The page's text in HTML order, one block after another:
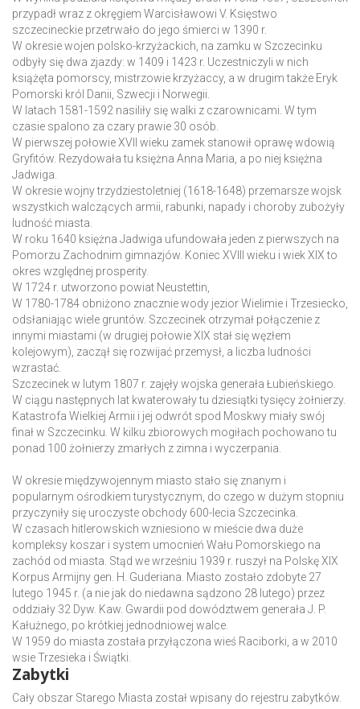
przypadł wraz z okręgiem Warcisławowi V. Księstwo
szczecineckie przetrwało do jego śmierci w 1390 r.
W okresie wojen polsko-krzyżackich, na zamku w Szczecinku
odbyły się dwa zjazdy: w 1409 i 1423 r. Uczestniczyli w nich
książęta pomorscy, mistrzowie krzyżaccy, a w drugim także Eryk
Pomorski król Danii, Szwecji i Norwegii.
W latach 1581-1592 nasiliły się walki z czarownicami. W tym
czasie spalono za czary prawie 30 osób.
W pierwszej połowie XVII wieku zamek stanowił oprawę wdowią
Gryfitów. Rezydowała tu księżna Anna Maria, a po niej księżna
Jadwiga.
W okresie wojny trzydziestoletniej (1618-1648) przemarsze wojsk
wszystkich walczących armii, rabunki, napady i choroby zubożyły
ludność miasta.
W roku 1640 księżna Jadwiga ufundowała jeden z pierwszych na
Pomorzu Zachodnim gimnazjów. Koniec XVIII wieku i wiek XIX to
okres względnej prosperity.
W 1724 r. utworzono powiat Neustettin,
W 1780-1784 obniżono znacznie wody jezior Wielimie i Trzesiecko,
odsłaniając wiele gruntów. Szczecinek otrzymał połączenie z
innymi miastami (w drugiej połowie XIX stał się węzłem
kolejowym), zaczął się rozwijać przemysł, a liczba ludności
wzrastać.
Szczecinek w lutym 1807 r. zajęły wojska generała Łubieńskiego.
W ciągu następnych lat kwaterowały tu dziesiątki tysięcy żołnierzy.
Katastrofa Wielkiej Armii i jej odwrót spod Moskwy miały swój
finał w Szczecinku. W kilku zbiorowych mogiłach pochowano tu
ponad 100 żołnierzy zmarłych z zimna i wyczerpania.
W okresie międzywojennym miasto stało się znanym i
popularnym ośrodkiem turystycznym, do czego w dużym stopniu
przyczyniły się uroczyste obchody 600-lecia Szczecinka.
W czasach hitlerowskich wzniesiono w mieście dwa duże
kompleksy koszar i system umocnień Wału Pomorskiego na
zachód od miasta. Stąd we wrześniu 1939 r. ruszył na Polskę XIX
Korpus Armijny gen. H. Guderiana. Miasto zostało zdobyte 27
lutego 1945 r. (a nie jak do niedawna sądzono 28 lutego) przez
oddziały 32 Dyw. Kaw. Gwardii pod dowództwem generała J. P.
Kałużnego, po krótkiej jednodniowej walce.
W 1959 do miasta została przyłączona wieś Raciborki, a w 2010
wsie Trzesieka i Świątki.
Zabytki
Cały obszar Starego Miasta został wpisany do rejestru zabytków.